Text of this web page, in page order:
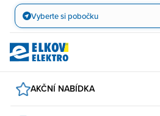
Přejít
obsah
Vyberte si pobočku
AKČNÍ NABÍDKA